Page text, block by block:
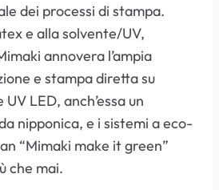
dei processi di stampa.
e alla solvente/UV,
annovera l’ampia
e stampa diretta su
LED, anch’essa un
nipponica, e i sistemi a eco-
“Mimaki make it green”
che mai.